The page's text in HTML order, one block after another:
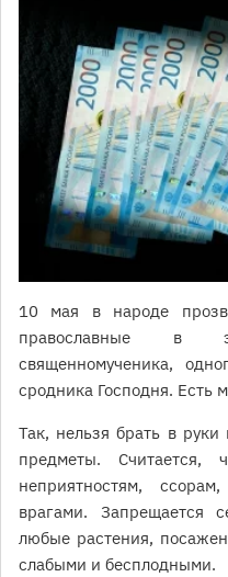
10 мая в народе
православные в
священномученика,
сродника Господня. Есть
Так, нельзя брать в
предметы.
неприятностям,
врагами. Запрещается
любые растения,
слабыми и бесплодными.